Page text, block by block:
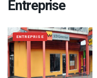
Entreprise
ENTREPRISE